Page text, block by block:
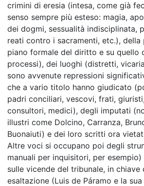
crimini di eresia (intesa, come già
senso sempre più esteso: magia,
dei dogmi, sessualità indisciplinata,
reati contro i sacramenti, etc.), della
piano formale del diritto e su quello
processi), dei luoghi (distretti,
sono avvenute repressioni
che a vario titolo hanno giudicato
padri conciliari, vescovi, frati,
consultori, medici), degli imputati
illustri come Dolcino, Carranza,
Buonaiuti) e dei loro scritti ora
Altre voci si occupano poi degli
manuali per inquisitori, per
sulle vicende del tribunale, in chiave
esaltazione (Luis de Páramo e la